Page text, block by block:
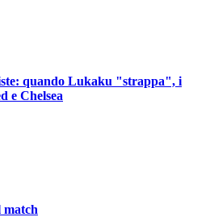
quando Lukaku "strappa", i
e Chelsea
match